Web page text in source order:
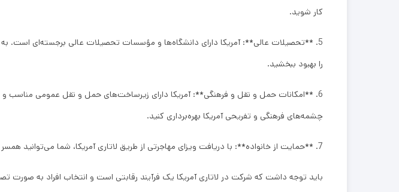
کار شوید.
5. **تحصیلات عالی**: آمریکا دارای دانشگاه‌ها و مؤسسات تحصیلات عالی برجسته‌ای است.
را بهبود ببخشید.
6. **امکانات حمل و نقل و فرهنگی**: آمریکا دارای زیرساخت‌های حمل و نقل عمومی مناسب
چشمه‌های فرهنگی و تفریحی آمریکا بهره‌برداری کنید.
7. **حمایت از خانواده**: با دریافت ویزای مهاجرتی از طریق لاتاری آمریکا، شما می‌توانید همسر و کودکان خود را نیز به آمریکا بیاورید و زندگی مشترکی در این کشور داشته باشید.
باید توجه داشت که شرکت در لاتاری آمریکا یک فرآیند رقابتی است و انتخاب افراد به